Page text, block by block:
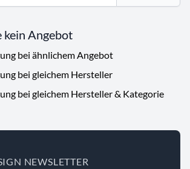
kein Angebot
bei ähnlichem Angebot
bei gleichem Hersteller
bei gleichem Hersteller & Kategorie
NEWSLETTER